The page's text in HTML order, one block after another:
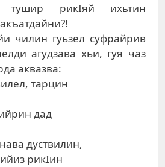
рикIяй ихьтин
чилин гуьзел суфрайрив
агудзава хьи, гуя чаз
аквазва:
тарцин
дад
дуствилин,
рикIин